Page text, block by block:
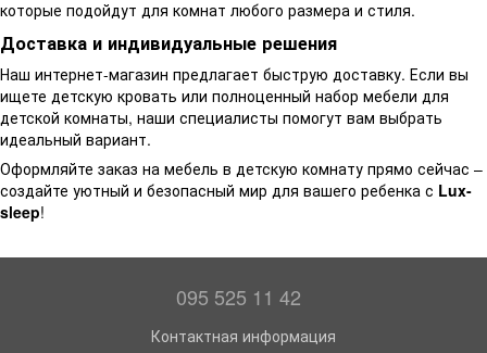
которые подойдут для комнат любого размера и стиля.
Доставка и индивидуальные решения
Наш интернет-магазин предлагает быструю доставку. Если вы
ищете детскую кровать или полноценный набор мебели для
детской комнаты, наши специалисты помогут вам выбрать
идеальный вариант.
Оформляйте заказ на мебель в детскую комнату прямо сейчас –
создайте уютный и безопасный мир для вашего ребенка с Lux-
sleep!
095 525 11 42
Контактная информация